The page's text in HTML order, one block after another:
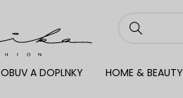
OBUV A DOPLNKY HOME & BEAUTY